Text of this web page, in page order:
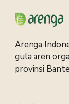
Arenga
gula aren
provinsi